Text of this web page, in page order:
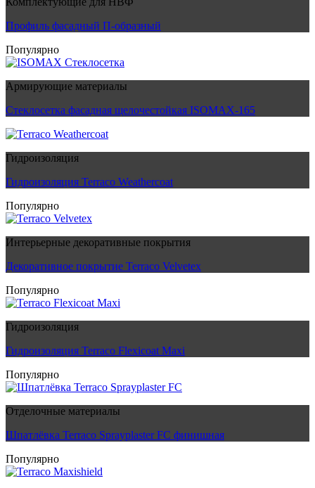
Профиль фасадный П-образный
Популярно
Армирующие материалы
Стеклосетка фасадная щелочестойкая ISOMAX-165
Гидроизоляция
Гидроизоляция Terraco Weathercoat
Популярно
Интерьерные декоративные покрытия
Декоративное покрытие Terraco Velvetex
Популярно
Гидроизоляция
Гидроизоляция Terraco Flexicoat Maxi
Популярно
Отделочные материалы
Шпатлёвка Terraco Sprayplaster FC финишная
Популярно